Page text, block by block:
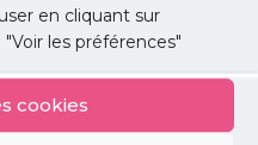
en cliquant sur
les préférences"
cookies